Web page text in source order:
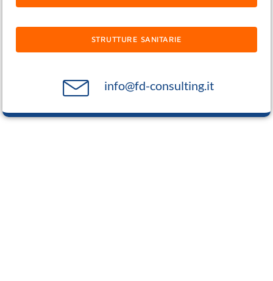
STRUTTURE SANITARIE
info@fd-consulting.it